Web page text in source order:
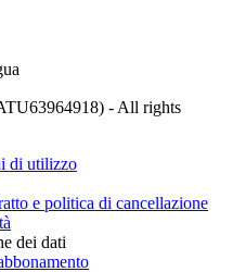
- All rights
di utilizzo
e politica di cancellazione
dei dati